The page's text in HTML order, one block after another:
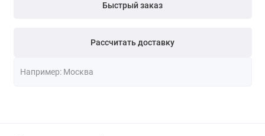
Быстрый заказ
Рассчитать доставку